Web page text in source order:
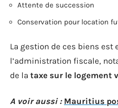
Attente de succession
Conservation pour location
La gestion de ces biens est
l’administration fiscale,
de la taxe sur le logement
A voir aussi : Mauritius